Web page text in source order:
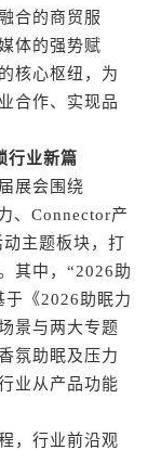
合的商贸服
体的强势赋
核心枢纽，为
合作、实现品
行业新篇
展会围绕
、Connector产
主题板块，打
其中，“2026助
于《2026助眠力
景与两大专题
氛助眠及压力
业从产品功能
，行业前沿观